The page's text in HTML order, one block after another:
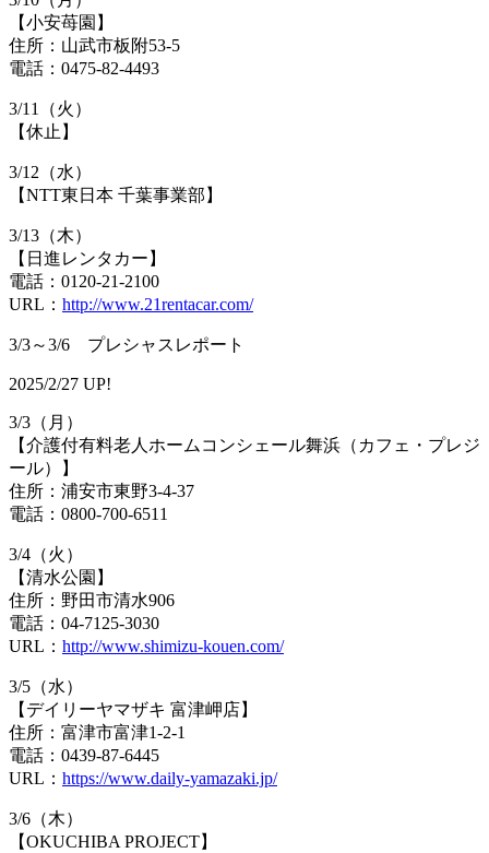
【小安苺園】
住所：山武市板附53-5
電話：0475-82-4493
3/11（火）
【休止】
3/12（水）
【NTT東日本 千葉事業部】
3/13（木）
【日進レンタカー】
電話：0120-21-2100
URL： http://www.21rentacar.com/
3/3～3/6 プレシャスレポート
2025/2/27 UP!
3/3（月）
【介護付有料老人ホームコンシェール舞浜（カフェ・プレジ
ール）】
住所：浦安市東野3-4-37
電話：0800-700-6511
3/4（火）
【清水公園】
住所：野田市清水906
電話：04-7125-3030
URL： http://www.shimizu-kouen.com/
3/5（水）
【デイリーヤマザキ 富津岬店】
住所：富津市富津1-2-1
電話：0439-87-6445
URL： https://www.daily-yamazaki.jp/
3/6（木）
【OKUCHIBA PROJECT】